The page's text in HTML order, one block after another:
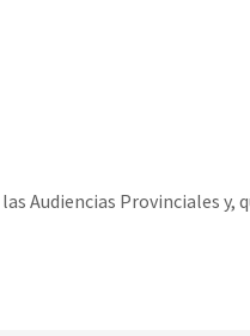
Audiencias Provinciales y,